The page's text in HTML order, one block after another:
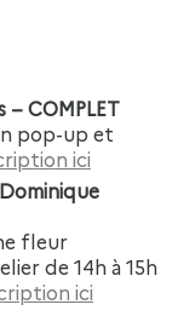
COMPLET
pop-up et
ici
fleur
de 14h à 15h
ici